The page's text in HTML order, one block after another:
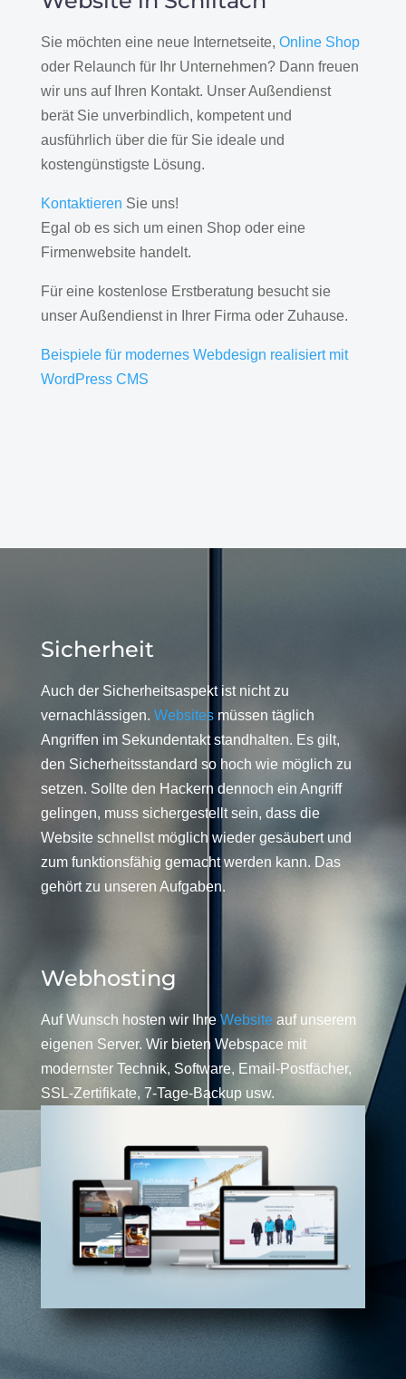
Sie möchten eine neue Internetseite, Online Shop
oder Relaunch für Ihr Unternehmen? Dann freuen
wir uns auf Ihren Kontakt. Unser Außendienst
berät Sie unverbindlich, kompetent und
ausführlich über die für Sie ideale und
kostengünstigste Lösung.
Kontaktieren Sie uns!
Egal ob es sich um einen Shop oder eine
Firmenwebsite handelt.
Für eine kostenlose Erstberatung besucht sie
unser Außendienst in Ihrer Firma oder Zuhause.
Beispiele für modernes Webdesign realisiert mit
WordPress CMS
Sicherheit
Auch der Sicherheitsaspekt ist nicht zu
vernachlässigen. Websitesmüssen täglich
Angriffen im Sekundentakt standhalten. Es gilt,
den Sicherheitsstandard so hoch wie möglich zu
setzen. Sollte den Hackern dennoch ein Angriff
gelingen, muss sichergestellt sein, dass die
Website schnellst möglich wieder gesäubert und
zum funktionsfähig gemacht werden kann. Das
gehört zu unseren Aufgaben.
Webhosting
Auf Wunsch hosten wir Ihre Website auf unserem
eigenen Server. Wir bieten Webspace mit
modernster Technik, Software, Email-Postfächer,
SSL-Zertifikate, 7-Tage-Backup usw.